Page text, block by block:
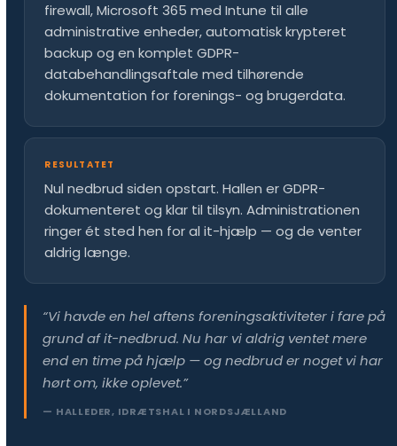
firewall, Microsoft 365 med Intune til alle
administrative enheder, automatisk krypteret
backup og en komplet GDPR-
databehandlingsaftale med tilhørende
dokumentation for forenings- og brugerdata.
RESULTATET
Nul nedbrud siden opstart. Hallen er GDPR-
dokumenteret og klar til tilsyn. Administrationen
ringer ét sted hen for al it-hjælp — og de venter
aldrig længe.
“Vi havde en hel aftens foreningsaktiviteter i fare på
grund af it-nedbrud. Nu har vi aldrig ventet mere
end en time på hjælp — og nedbrud er noget vi har
hørt om, ikke oplevet.”
— HALLEDER, IDRÆTSHAL I NORDSJÆLLAND